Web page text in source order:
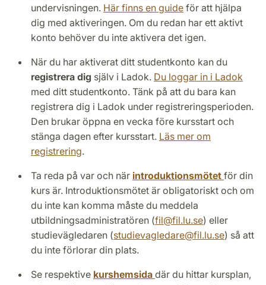
undervisningen. Här finns en guide för att hjälpa
dig med aktiveringen. Om du redan har ett aktivt
konto behöver du inte aktivera det igen.
När du har aktiverat ditt studentkonto kan du
registrera dig själv i Ladok. Du loggar in i Ladok
med ditt studentkonto. Tänk på att du bara kan
registrera dig i Ladok under registreringsperioden.
Den brukar öppna en vecka före kursstart och
stänga dagen efter kursstart. Läs mer om
registrering.
Ta reda på var och när introduktionsmötet för din
kurs är. Introduktionsmötet är obligatoriskt och om
du inte kan komma måste du meddela
utbildningsadministratören (fil@fil.lu.se) eller
studievägledaren (studievagledare@fil.lu.se) så att
du inte förlorar din plats.
Se respektive kurshemsida där du hittar kursplan,